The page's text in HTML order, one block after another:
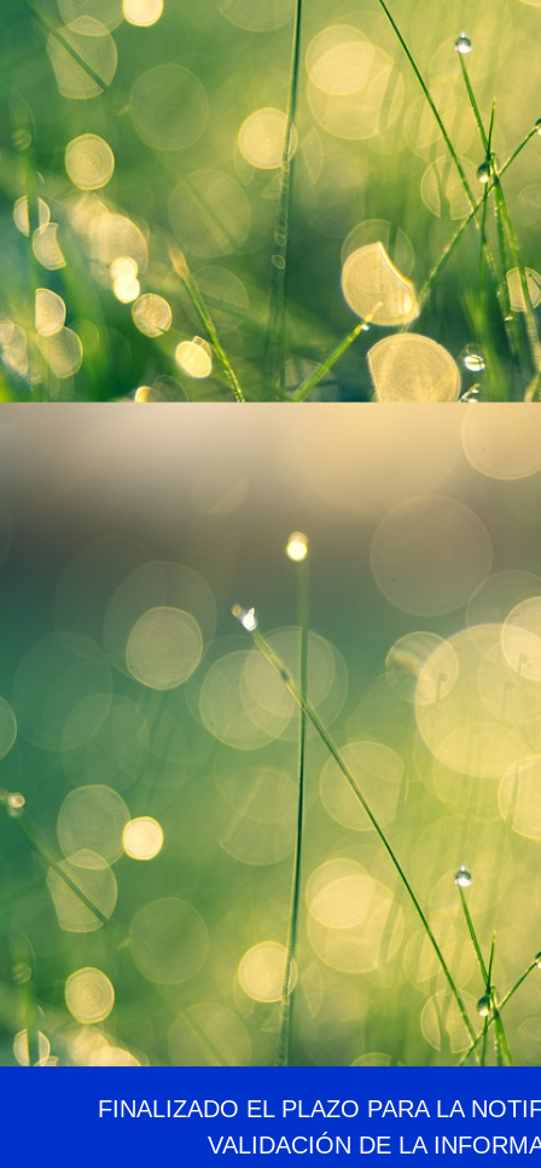
FINALIZADO EL PLAZO PARA LA
VALIDACIÓN DE LA